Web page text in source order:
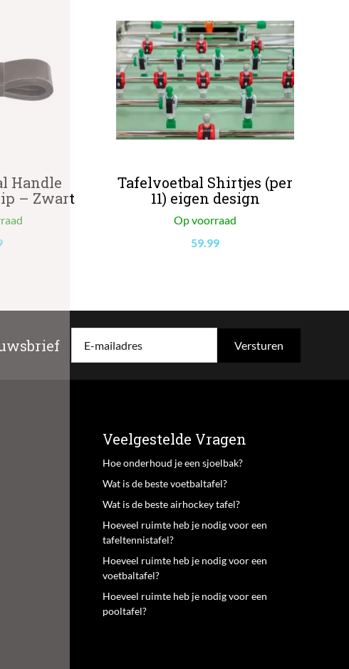
Handle
– Zwart
Tafelvoetbal Shirtjes (per
11) eigen design
Op voorraad
59.99
E-mailadres
Veelgestelde Vragen
Hoe onderhoud je een sjoelbak?
Wat is de beste voetbaltafel?
Wat is de beste airhockey tafel?
Hoeveel ruimte heb je nodig voor een
tafeltennistafel?
Hoeveel ruimte heb je nodig voor een
voetbaltafel?
Hoeveel ruimte heb je nodig voor een
pooltafel?